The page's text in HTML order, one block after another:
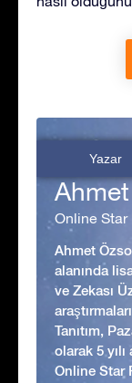
Yazar
Online Star
Ahmet
alanında
ve Zekası
Tanıtım,
olarak 5
Online Star